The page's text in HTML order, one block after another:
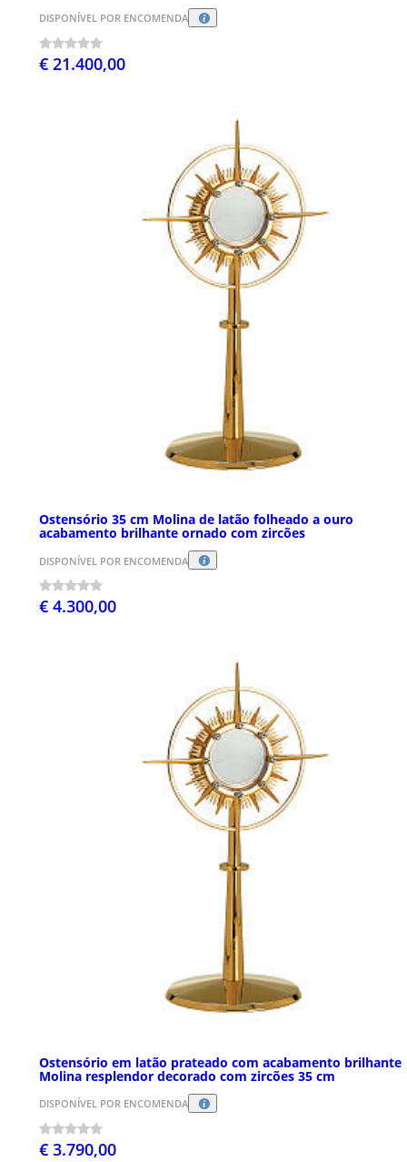
DISPONÍVEL POR ENCOMENDA
€ 21.400,00
Ostensório 35 cm Molina de latão folheado a ouro
acabamento brilhante ornado com zircões
DISPONÍVEL POR ENCOMENDA
€ 4.300,00
Ostensório em latão prateado com acabamento brilhante
Molina resplendor decorado com zircões 35 cm
DISPONÍVEL POR ENCOMENDA
€ 3.790,00